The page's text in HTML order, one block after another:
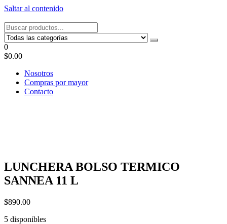
Saltar al contenido
Tel: 22087679 – Cel: 097 822122 – Joaquín Requena 2459
0
$0.00
Nosotros
Compras por mayor
Contacto
LUNCHERA BOLSO TERMICO
SANNEA 11 L
$890.00
5 disponibles